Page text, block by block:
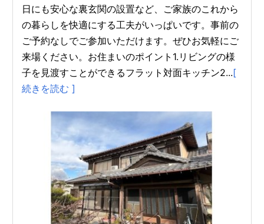
日にも安心な裏玄関の設置など、ご家族のこれから
の暮らしを快適にする工夫がいっぱいです。事前の
ご予約なしでご参加いただけます。ぜひお気軽にご
来場ください。お住まいのポイント1.リビングの様
子を見渡すことができるフラット対面キッチン2...[
続きを読む ]